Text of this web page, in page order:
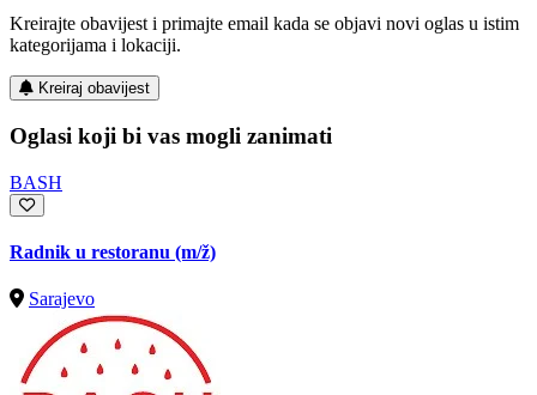
Kreirajte obavijest i primajte email kada se objavi novi oglas u istim
kategorijama i lokaciji.
Kreiraj obavijest
Oglasi koji bi vas mogli zanimati
BASH
Radnik u restoranu (m/ž)
Sarajevo